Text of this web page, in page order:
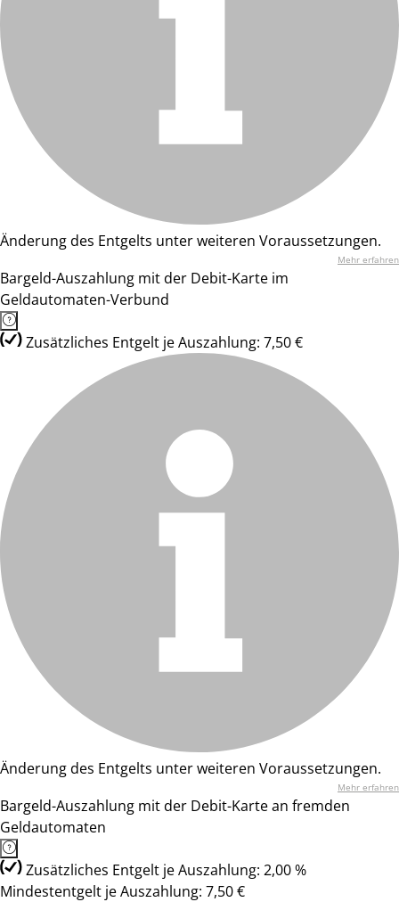
Änderung des Entgelts unter weiteren Voraussetzungen.
Mehr erfahren
Bargeld-Auszahlung mit der Debit-Karte im
Geldautomaten-Verbund
Zusätzliches Entgelt je Auszahlung: 7,50 €
Änderung des Entgelts unter weiteren Voraussetzungen.
Mehr erfahren
Bargeld-Auszahlung mit der Debit-Karte an fremden
Geldautomaten
Zusätzliches Entgelt je Auszahlung: 2,00 %
Mindestentgelt je Auszahlung: 7,50 €